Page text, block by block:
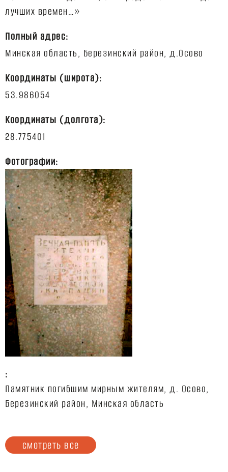
Полный адрес:
Координаты (широта):
Координаты (долгота):
Фотографии:
:
Памятник погибшим мирным жителям, д. Осово,
Березинский район, Минская область
смотреть все